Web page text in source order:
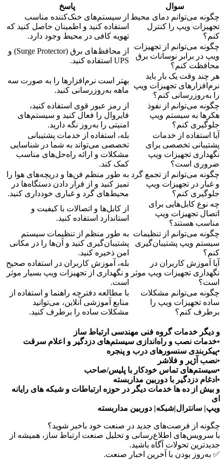
سوال
پاسخ
چگونه می‌توانم دمای محیط
تجهیزات ویپ را کنترل
کنم؟
از سیستم‌های خنک‌کننده مناسب
استفاده کنید و اطمینان حاصل کنید که
تهویه کافی در محیط وجود دارد.
چگونه می‌توانم از تجهیزات
ویپ در برابر نوسانات برق
محافظت کنم؟
از محافظ‌های برق (Surge Protector) و
UPS استفاده کنید.
هر چند وقت یک بار باید
نرم‌افزارهای تجهیزات ویپ
را به‌روزرسانی کنم؟
بهتر است نرم‌افزارها را به صورت سه
ماهه به‌روزرسانی کنید.
چگونه می‌توانم از نفوذ
هکرها به سیستم ویپ
جلوگیری کنم؟
از رمز عبور قوی استفاده کنید،
فایروال را فعال کنید و سیستم‌های
امنیتی را به‌روز نگه دارید.
آیا استفاده از خدمات
پشتیبانی تخصصی برای
نگهداری تجهیزات ویپ
ضروری است؟
بله، استفاده از خدمات پشتیبانی
تخصصی می‌تواند به شما در شناسایی
مشکلات و ارائه راه‌حل‌های مناسب
کمک کند.
چگونه می‌توانم از تجمع گرد
و غبار در تجهیزات ویپ
جلوگیری کنم؟
به طور منظم فن‌ها و دریچه‌های هوا را
تمیز کنید و از قرار دادن دستگاه‌ها در
محیط‌های گرد و غباری خودداری کنید.
چه نوع کابل‌هایی برای
اتصال تجهیزات ویپ
مناسب هستند؟
از کابل‌ها و اتصالات با کیفیت و
استاندارد استفاده کنید.
چگونه می‌توانم از تنظیمات
سیستم ویپ پشتیبان‌گیری
کنم؟
به طور منظم از تنظیمات سیستم
پشتیبان‌گیری کنید و آن‌ها را در مکانی
امن ذخیره کنید.
آیا آموزش کاربران در
نگهداری تجهیزات ویپ موثر
است؟
بله، آموزش کاربران در استفاده صحیح
و نگهداری از تجهیزات ویپ بسیار موثر
است.
چگونه می‌توانم مشکلات
ساده تجهیزات ویپ را
برطرف کنم؟
با مطالعه دفترچه راهنما و استفاده از
منابع آموزشی آنلاین، می‌توانید
مشکلات ساده را برطرف کنید.
و دیگر خدمات گروه فنی مهندسی ارتباط ساز
•خدمات نصب و راه‌اندازی سیستم‌های دزدگیر و اعلام سرقت
•پیکربندی سنسورهای درب و پنجره
•نصب آژیر و فلاشر
•سیستم‌های تماس خودکار با پلیس/صاحب
•ادغام دزدگیر با دوربین مداربسته
و بیش از ده ها خدمات دیگر در حوزه ارتباطات و شبکه های رایانه
ای
ویپ| سانترال|شبکه| دوربین مداربسته
چگونه از فرصت‌های جدید در صنعت خود باخبر شوید؟
با سرویس‌های اطلاع‌رسانی و تحلیل صنعت ارتباط ساز، همیشه از
جدیدترین تحولات آگاه باشید.
✅ به‌روز بودن با آخرین اخبار صنعت.